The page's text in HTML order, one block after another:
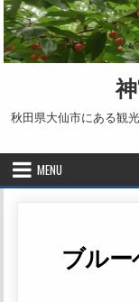
Skip to content
秋田県大仙市にある観
MENU
ブル